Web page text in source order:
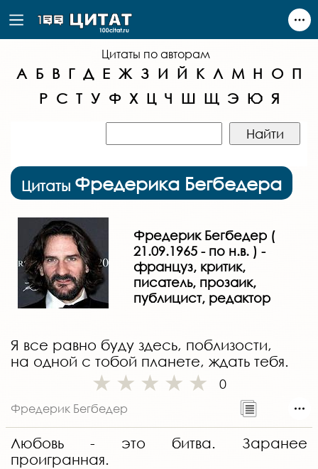
Цитаты по авторам
А Б В Г Д Е Ж З И Й К Л М Н О П
Р С Т У Ф Х Ц Ч Ш Щ Э Ю Я
Цитаты Фредерика Бегбедера
Фредерик Бегбедер (
21.09.1965 - по н.в. ) -
француз, критик,
писатель, прозаик,
публицист, редактор
Я все равно буду здесь, поблизости,
на одной с тобой планете, ждать тебя.
0
Фредерик Бегбедер
Любовь - это битва. Заранее
проигранная.